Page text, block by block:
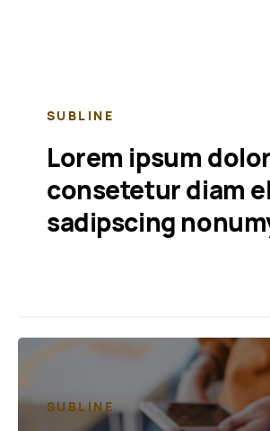
SUBLINE
Lorem ipsum
consetetur diam
sadipscing
SUBLINE